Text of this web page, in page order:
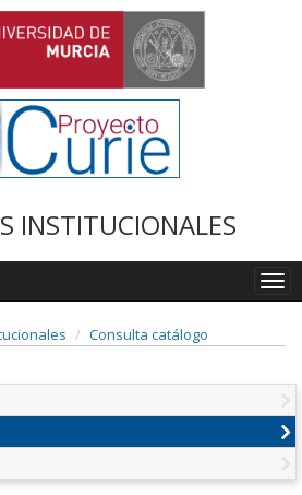
INSTITUCIONALES
Consulta catálogo